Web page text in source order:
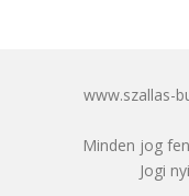
www.szallas-
Minden jog
Jogi